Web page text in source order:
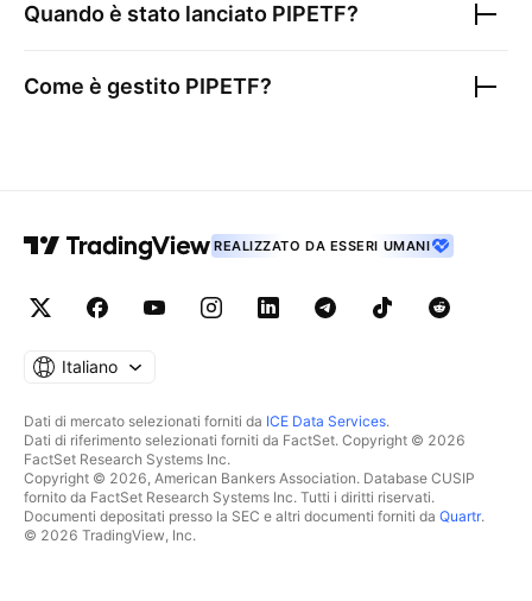
Quando è stato lanciato PIPETF?
Come è gestito PIPETF?
REALIZZATO DA ESSERI UMANI
Italiano
Dati di mercato selezionati forniti da ICE Data Services.
Dati di riferimento selezionati forniti da FactSet. Copyright © 2026
FactSet Research Systems Inc.
Copyright © 2026, American Bankers Association. Database CUSIP
fornito da FactSet Research Systems Inc. Tutti i diritti riservati.
Documenti depositati presso la SEC e altri documenti forniti da Quartr.
© 2026 TradingView, Inc.